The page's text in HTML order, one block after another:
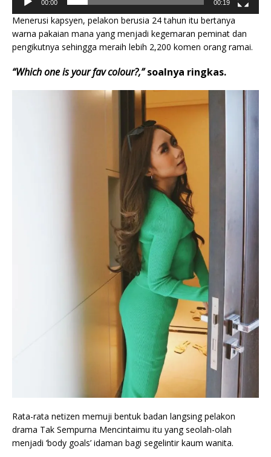
00:00 00:19
Menerusi kapsyen, pelakon berusia 24 tahun itu bertanya
warna pakaian mana yang menjadi kegemaran peminat dan
pengikutnya sehingga meraih lebih 2,200 komen orang ramai.
“Which one is your fav colour?,”soalnya ringkas.
Rata-rata netizen memuji bentuk badan langsing pelakon
drama Tak Sempurna Mencintaimu itu yang seolah-olah
menjadi ‘body goals’ idaman bagi segelintir kaum wanita.